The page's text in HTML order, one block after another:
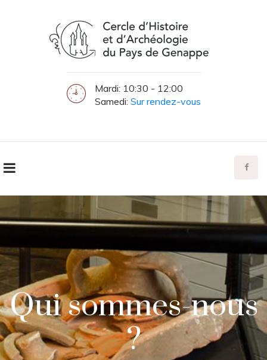
Mardi: 10:30 - 12:00
Samedi: Sur rendez-vous
Qui sommes-nous
?